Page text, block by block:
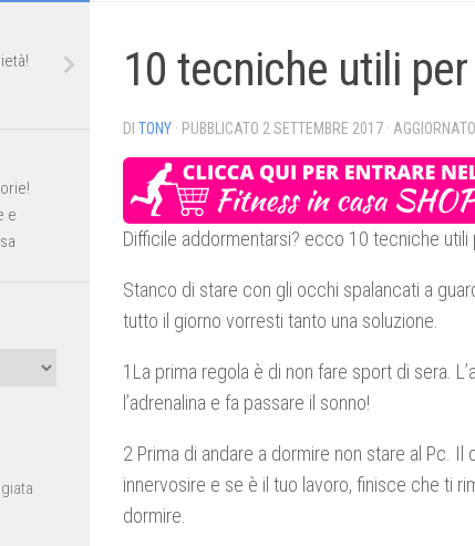
10 tecniche utili
DI TONY · PUBBLICATO 2 SETTEMBRE 2017 · AGGIORNATO
Difficile addormentarsi? ecco 10 tecniche utili
Stanco di stare con gli occhi spalancati a
tutto il giorno vorresti tanto una soluzione.
1La prima regola è di non fare sport di sera.
l’adrenalina e fa passare il sonno!
2 Prima di andare a dormire non stare al Pc.
innervosire e se è il tuo lavoro, finisce che ti
dormire.
e